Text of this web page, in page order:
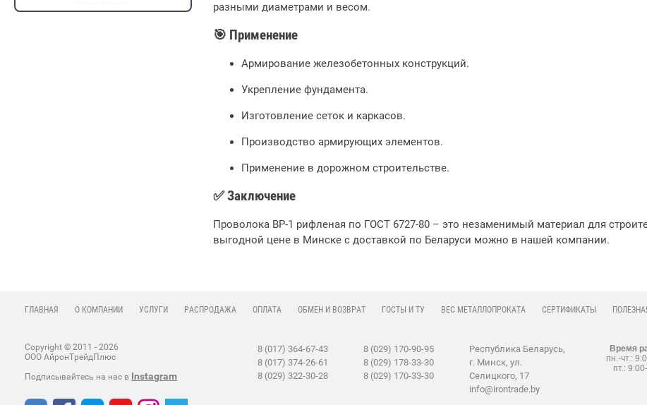
разными диаметрами и весом.
🎯 Применение
Армирование железобетонных конструкций.
Укрепление фундамента.
Изготовление сеток и каркасов.
Производство армирующих элементов.
Применение в дорожном строительстве.
✅ Заключение
Проволока ВР-1 рифленая по ГОСТ 6727-80 – это незаменимый материал для
выгодной цене в Минске с доставкой по Беларуси можно в нашей компании.
ГЛАВНАЯ О КОМПАНИИ УСЛУГИ РАСПРОДАЖА ОПЛАТА ОБМЕН И ВОЗВРАТ ГОСТЫ И ТУ ВЕС МЕТАЛЛОПРОКАТА СЕРТИФИКАТЫ
Copyright © 2011 - 2026
ООО АйронТрейдПлюс
Подписывайтесь на нас в Instagram
8 (017) 364-67-43
8 (017) 374-26-61
8 (029) 322-30-28
8 (029) 170-90-95
8 (029) 178-33-30
8 (029) 170-33-30
Республика Беларусь,
г. Минск, ул.
Селицкого, 17
info@irontrade.by
Время
пн.-чт.:
пт.: